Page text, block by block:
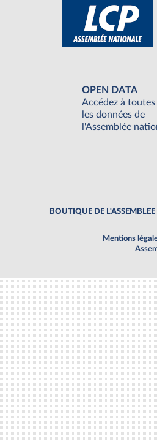
OPEN DATA
Accédez à toutes
les données de
l'Assemblée
BOUTIQUE DE L'ASSEMBLEE
Mentions